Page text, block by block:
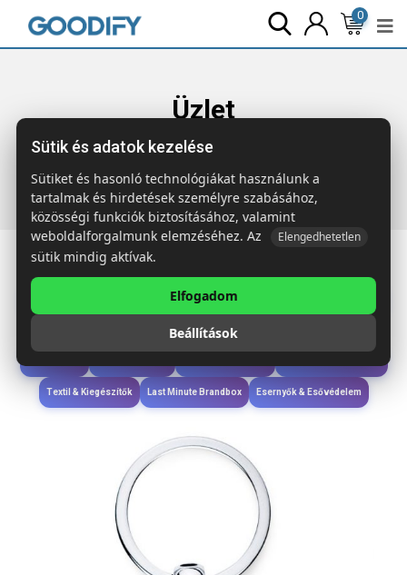
0
Üzlet
Főoldal Termékek Szóróajándék & Szerszám
Kulcstartó érmével
Étkezés & Ivás
Wellness & Ápolás
Textil & Kiegészítők Last Minute Brandbox Esernyők & Esővédelem
Sütik és adatok kezelése
Sütiket és hasonló technológiákat használunk a
tartalmak és hirdetések személyre szabásához,
közösségi funkciók biztosításához, valamint
weboldalforgalmunk elemzéséhez. Az
Elengedhetetlen
sütik mindig aktívak.
Elfogadom
Beállítások